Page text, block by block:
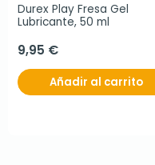
Durex Play Fresa Gel
Lubricante, 50 ml
9,95 €
Añadir al carrito